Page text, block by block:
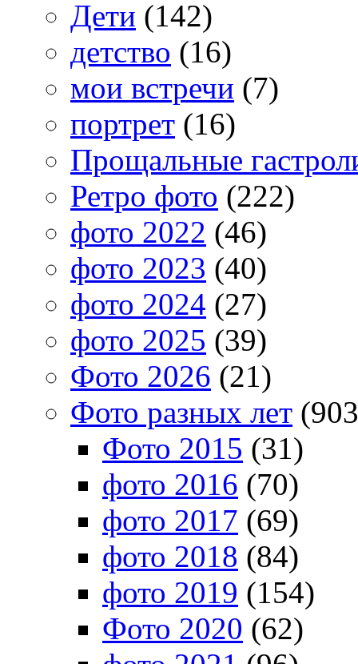
Дети (142)
детство (16)
мои встречи (7)
портрет (16)
Прощальные
Ретро фото (222)
фото 2022 (46)
фото 2023 (40)
фото 2024 (27)
фото 2025 (39)
Фото 2026 (21)
Фото разных лет
Фото 2015 (31)
фото 2016 (70)
фото 2017 (69)
фото 2018 (84)
фото 2019 (154)
Фото 2020 (62)